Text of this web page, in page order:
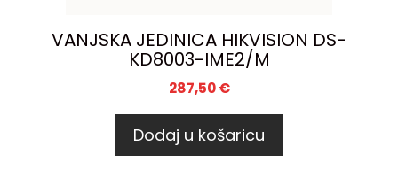
VANJSKA JEDINICA HIKVISION DS-
KD8003-IME2/M
287,50€
Dodaj u košaricu